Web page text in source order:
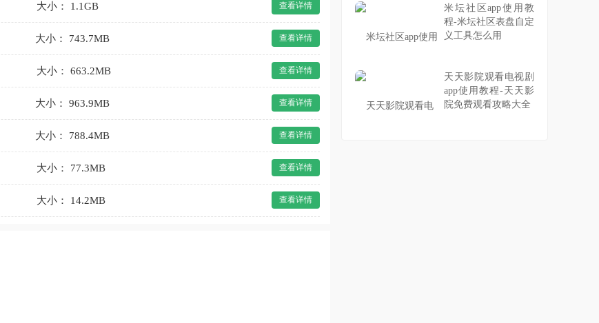
大小： 1.1GB 查看详情
大小： 743.7MB 查看详情
大小： 663.2MB 查看详情
大小： 963.9MB 查看详情
大小： 788.4MB 查看详情
大小： 77.3MB 查看详情
大小： 14.2MB 查看详情
米坛社区app使用教
程-米坛社区表盘自定
义工具怎么用
天天影院观看电视剧
app使用教程-天天影
院免费观看攻略大全